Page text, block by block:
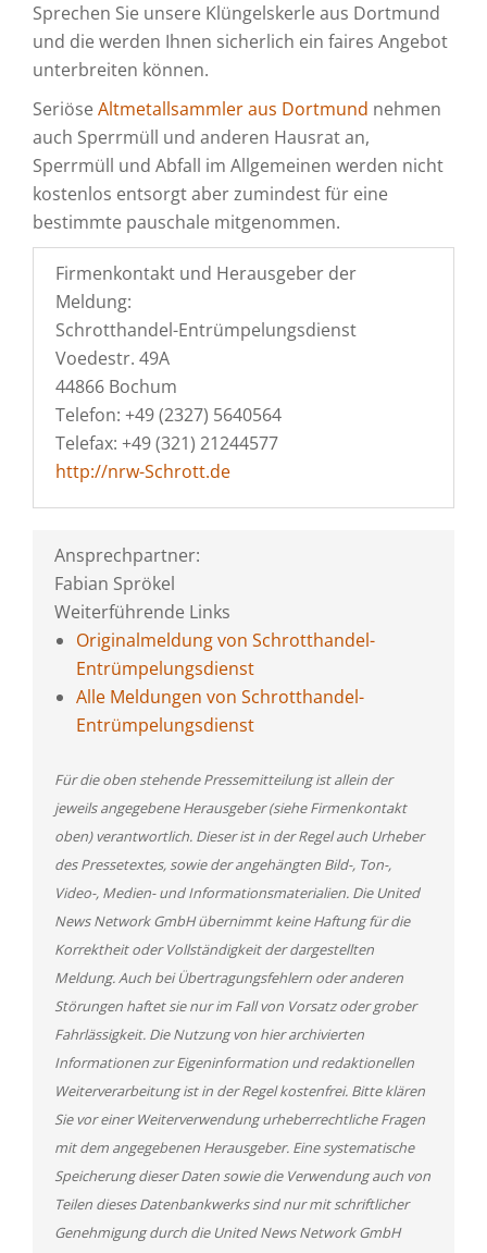
Sprechen Sie unsere Klüngelskerle aus Dortmund
und die werden Ihnen sicherlich ein faires Angebot
unterbreiten können.
SeriöseAltmetallsammler aus Dortmund nehmen
auch Sperrmüll und anderen Hausrat an,
Sperrmüll und Abfall im Allgemeinen werden nicht
kostenlos entsorgt aber zumindest für eine
bestimmte pauschale mitgenommen.
Firmenkontakt und Herausgeber der
Meldung:
Schrotthandel-Entrümpelungsdienst
Voedestr. 49A
44866 Bochum
Telefon: +49 (2327) 5640564
Telefax: +49 (321) 21244577
http://nrw-Schrott.de
Ansprechpartner:
Fabian Sprökel
Weiterführende Links
Originalmeldung von Schrotthandel-
Entrümpelungsdienst
Alle Meldungen von Schrotthandel-
Entrümpelungsdienst
Für die oben stehende Pressemitteilung ist allein der
jeweils angegebene Herausgeber (siehe Firmenkontakt
oben) verantwortlich. Dieser ist in der Regel auch Urheber
des Pressetextes, sowie der angehängten Bild-, Ton-,
Video-, Medien- und Informationsmaterialien. Die United
News Network GmbH übernimmt keine Haftung für die
Korrektheit oder Vollständigkeit der dargestellten
Meldung. Auch bei Übertragungsfehlern oder anderen
Störungen haftet sie nur im Fall von Vorsatz oder grober
Fahrlässigkeit. Die Nutzung von hier archivierten
Informationen zur Eigeninformation und redaktionellen
Weiterverarbeitung ist in der Regel kostenfrei. Bitte klären
Sie vor einer Weiterverwendung urheberrechtliche Fragen
mit dem angegebenen Herausgeber. Eine systematische
Speicherung dieser Daten sowie die Verwendung auch von
Teilen dieses Datenbankwerks sind nur mit schriftlicher
Genehmigung durch die United News Network GmbH